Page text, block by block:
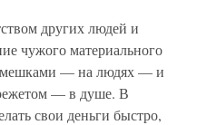
других людей и
чужого материального
— на людях — и
— в душе. В
свои деньги быстро,